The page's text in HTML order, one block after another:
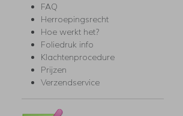
FAQ
Herroepingsrecht
Hoe werkt het?
Foliedruk info
Klachtenprocedure
Prijzen
Verzendservice